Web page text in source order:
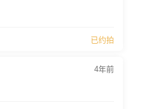
已约拍
4年前